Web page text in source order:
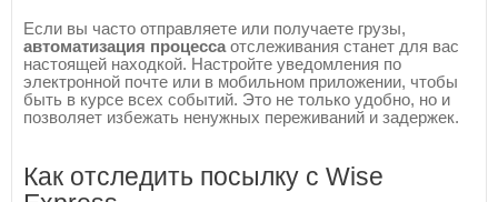
Если вы часто отправляете или получаете грузы,
автоматизация процесса отслеживания станет для вас
настоящей находкой. Настройте уведомления по
электронной почте или в мобильном приложении, чтобы
быть в курсе всех событий. Это не только удобно, но и
позволяет избежать ненужных переживаний и задержек.
Как отследить посылку с Wise